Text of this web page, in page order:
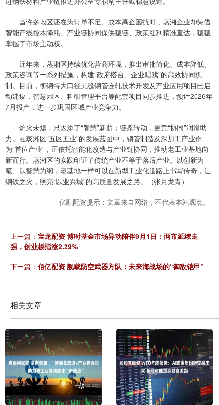
当许多地区还在为订单不足、成本高企困扰时，蒸湘企业却凭借
智能产线控本降耗、产业链协同保供稳链、政策红利精准直达，稳稳
掌握了市场主动权。
近年来，蒸湘区持续优化营商环境，推出审批简化、成本降低、
政策咨询等一系列措施，构建“政府搭台、企业唱戏”的高效协同机
制。目前，衡钢特大口径无缝钢管连轧技术开发及产业应用项目已启
动建设，智慧园区、科研管理平台等配套项目同步推进，预计2026年
7月投产，进一步巩固区域产业竞争力。
炉火未熄，只因添了“智慧”新薪；链条转动，更凭“协同”润滑助
力。在蒸湘区“五区五业”的发展蓝图中，钢管制造及深加工产业作
为“首位产业”，正依托智能化改造与产业链协同，推动老工业基地向
新而行。蒸湘区的实践印证了传统产业不等于落后产业。以创新为
笔、以智慧为纲，老基地一样可以在新型工业化道路上书写传奇，让
钢铁之火，照亮“以业兴城”的高质量发展之路。（张月龙青）
亿融配资提示：文章来自网络，不代表本站观点。
上一篇： 宝龙配资 博时基金市场异动陪伴9月1日：两市延续走
强，创业板指涨2.29%
下一篇： 佰亿配资 舰载防空武器方队：未来海战场的“御敌铠甲”
相关文章